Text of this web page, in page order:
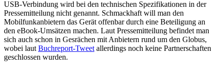
USB-Verbindung wird bei den technischen Spezifikationen in der
Pressemitteilung nicht genannt. Schmackhaft will man den
Mobilfunkanbietern das Gerät offenbar durch eine Beteiligung an
den eBook-Umsätzen machen. Laut Pressemitteilung befindet man
sich auch schon in Gesrächen mit Anbietern rund um den Globus,
wobei lautBuchreport-Tweetallerdings noch keine Partnerschaften
geschlossen wurden.